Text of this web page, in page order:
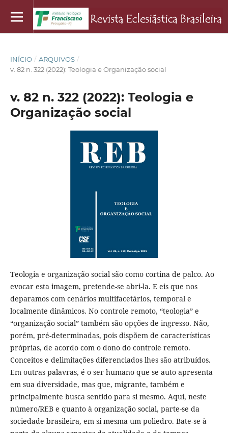
INÍCIO / ARQUIVOS /
v. 82 n. 322 (2022): Teologia e Organização social
v. 82 n. 322 (2022): Teologia e
Organização social
Teologia e organização social são como cortina de palco. Ao
evocar esta imagem, pretende-se abri-la. E eis que nos
deparamos com cenários multifacetários, temporal e
localmente dinâmicos. No controle remoto, “teologia” e
“organização social” também são opções de ingresso. Não,
porém, pré-determinadas, pois dispõem de características
próprias, de acordo com o dono do controle remoto.
Conceitos e delimitações diferenciados lhes são atribuídos.
Em outras palavras, é o ser humano que se auto apresenta
em sua diversidade, mas que, migrante, também e
principalmente busca sentido para si mesmo. Aqui, neste
número/REB e quanto à organização social, parte-se da
sociedade brasileira, em si mesma um poliedro. Bate-se à